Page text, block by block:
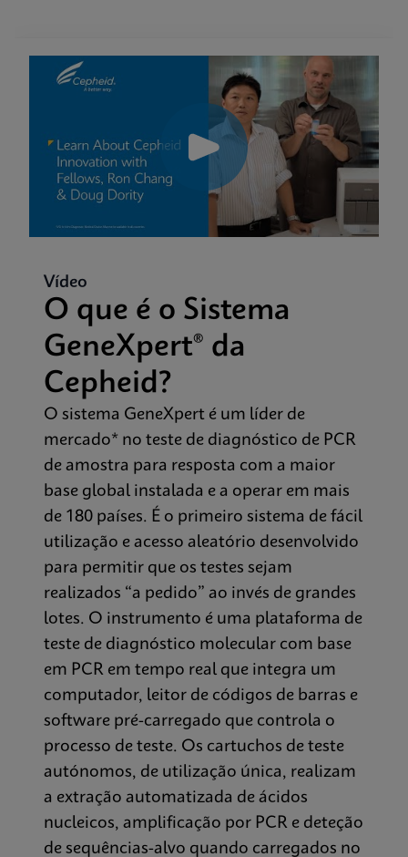
Vídeo
O que é o Sistema
GeneXpert® da
Cepheid?
O sistema GeneXpert é um líder de
mercado* no teste de diagnóstico de PCR
de amostra para resposta com a maior
base global instalada e a operar em mais
de 180 países. É o primeiro sistema de fácil
utilização e acesso aleatório desenvolvido
para permitir que os testes sejam
realizados “a pedido” ao invés de grandes
lotes. O instrumento é uma plataforma de
teste de diagnóstico molecular com base
em PCR em tempo real que integra um
computador, leitor de códigos de barras e
software pré-carregado que controla o
processo de teste. Os cartuchos de teste
autónomos, de utilização única, realizam
a extração automatizada de ácidos
nucleicos, amplificação por PCR e deteção
de sequências-alvo quando carregados no